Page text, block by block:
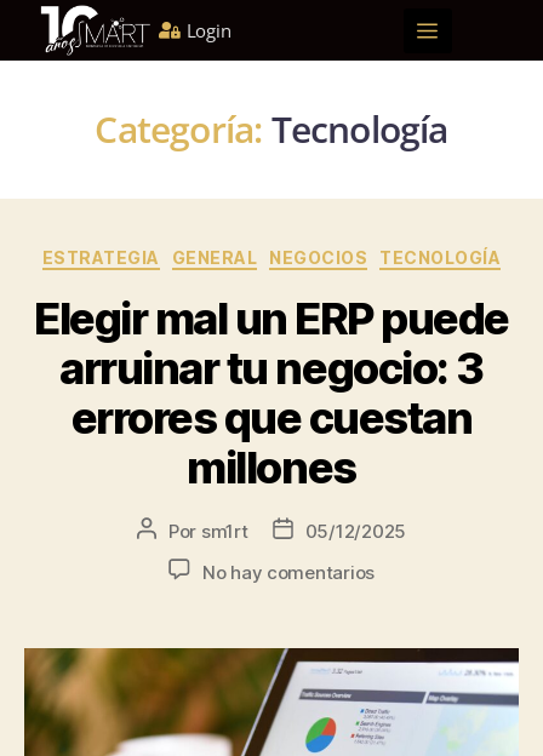
Login
Categoría:Tecnología
ESTRATEGIA GENERAL NEGOCIOS TECNOLOGÍA
Elegir mal un ERP puede
arruinar tu negocio: 3
errores que cuestan
millones
Por sm1rt
05/12/2025
No hay comentarios